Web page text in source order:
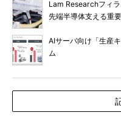
Lam Researchフィ
先端半導体支える重要
AIサーバ向け「生産
ム